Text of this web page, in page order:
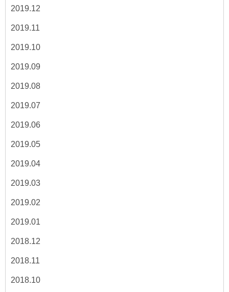
2019.12
2019.11
2019.10
2019.09
2019.08
2019.07
2019.06
2019.05
2019.04
2019.03
2019.02
2019.01
2018.12
2018.11
2018.10